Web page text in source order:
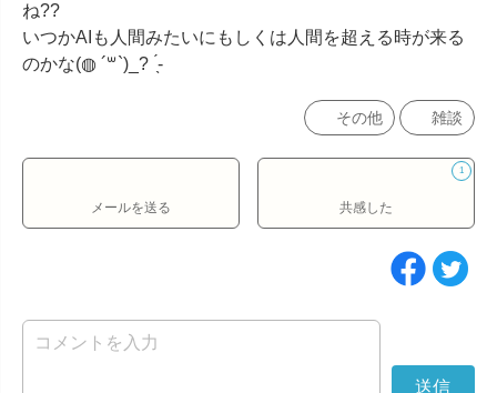
ね??︎
いつかAIも人間みたいにもしくは人間を超える時が来る
のかな(◍ ´꒳`)_?‪ ́͏̖-
その他 雑談
メールを送る
1
共感した